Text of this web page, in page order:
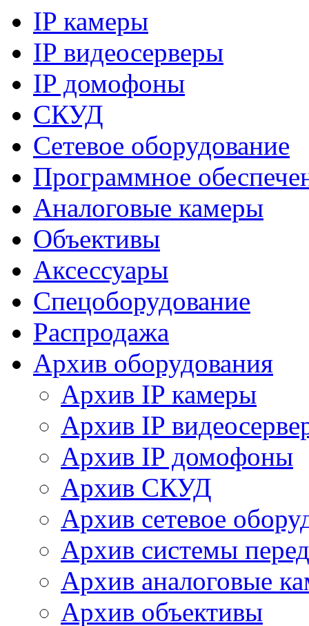
IP камеры
IP видеосерверы
IP домофоны
СКУД
Сетевое оборудование
Программное
Аналоговые камеры
Объективы
Аксессуары
Спецоборудование
Распродажа
Архив оборудования
Архив IP камеры
Архив IP
Архив IP домофоны
Архив СКУД
Архив сетевое
Архив системы
Архив аналоговые
Архив объективы